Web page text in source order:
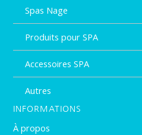
Spas Nage
Produits pour SPA
Accessoires SPA
Autres
INFORMATIONS
À propos